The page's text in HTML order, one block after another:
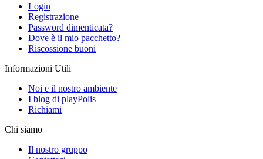
Login
Registrazione
Password dimenticata?
Dove è il mio pacchetto?
Riscossione buoni
Informazioni Utili
Noi e il nostro ambiente
I blog di playPolis
Richiami
Chi siamo
Il nostro gruppo